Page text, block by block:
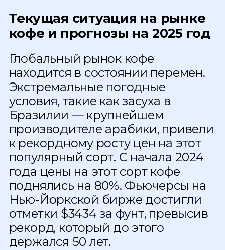
Текущая ситуация на рынке
кофе и прогнозы на 2025 год
Глобальный рынок кофе
находится в состоянии перемен.
Экстремальные погодные
условия, такие как засуха в
Бразилии — крупнейшем
производителе арабики, привели
к рекордному росту цен на этот
популярный сорт. С начала 2024
года цены на этот сорт кофе
поднялись на 80%. Фьючерсы на
Нью-Йоркской бирже достигли
отметки $3434 за фунт, превысив
рекорд, который до этого
держался 50 лет.